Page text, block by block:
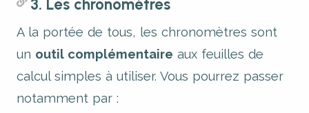
3. Les chronomètres
A la portée de tous, les chronomètres sont
un outil complémentaire aux feuilles de
calcul simples à utiliser. Vous pourrez passer
notamment par :